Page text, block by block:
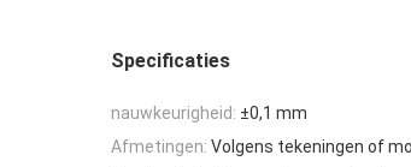
Specificaties
nauwkeurigheid: ±0,1 mm
Afmetingen: Volgens tekeningen of